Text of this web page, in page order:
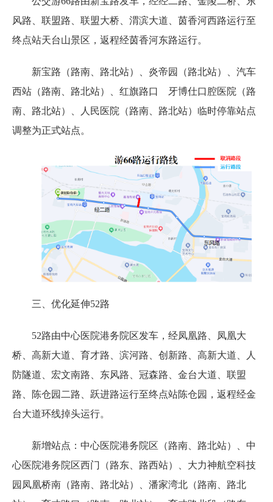
风路、联盟路、联盟大桥、渭滨大道、茵香河西路运行至
终点站天台山景区，返程经茵香河东路运行。
新宝路（路南、路北站）、炎帝园（路北站）、汽车
西站（路南、路北站）、红旗路口 牙博仕口腔医院（路
南、路北站）、人民医院（路南、路北站）临时停靠站点
调整为正式站点。
三、优化延伸52路
52路由中心医院港务院区发车，经凤凰路、凤凰大
桥、高新大道、育才路、滨河路、创新路、高新大道、人
防隧道、宏文南路、东风路、冠森路、金台大道、联盟
路、陈仓园二路、跃进路运行至终点站陈仓园，返程经金
台大道环线掉头运行。
新增站点：中心医院港务院区（路南、路北站）、中
心医院港务院区西门（路东、路西站）、大力神航空科技
园凤凰桥南（路南、路北站）、潘家湾北（路南、路北